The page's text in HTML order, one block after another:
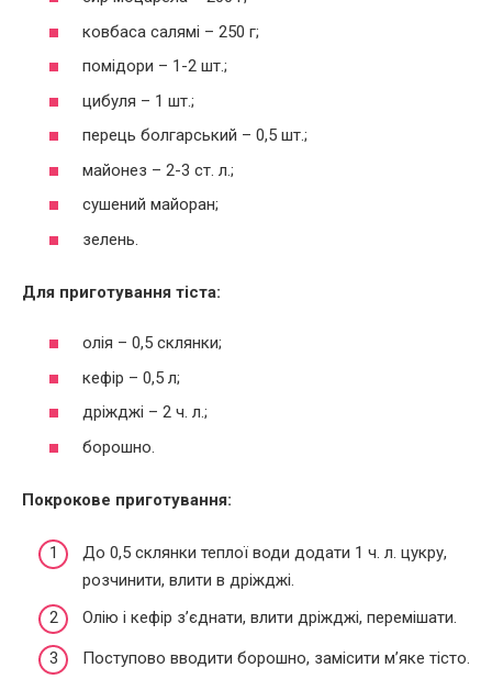
ковбаса салямі – 250 г;
помідори – 1-2 шт.;
цибуля – 1 шт.;
перець болгарський – 0,5 шт.;
майонез – 2-3 ст. л.;
сушений майоран;
зелень.
Для приготування тіста:
олія – 0,5 склянки;
кефір – 0,5 л;
дріжджі – 2 ч. л.;
борошно.
Покрокове приготування:
До 0,5 склянки теплої води додати 1 ч. л. цукру,
розчинити, влити в дріжджі.
Олію і кефір з’єднати, влити дріжджі, перемішати.
Поступово вводити борошно, замісити м’яке тісто.